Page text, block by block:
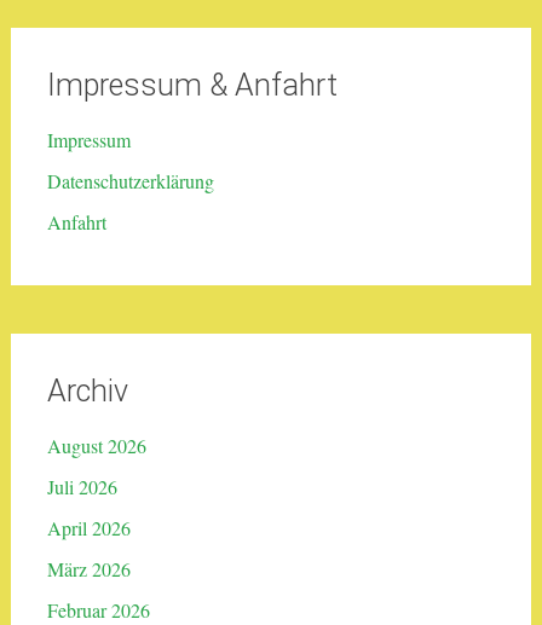
Impressum & Anfahrt
Impressum
Datenschutzerklärung
Anfahrt
Archiv
August 2026
Juli 2026
April 2026
März 2026
Februar 2026